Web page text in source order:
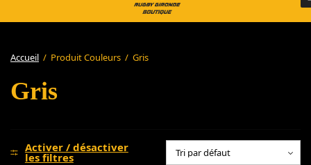
Accueil / Produit Couleurs / Gris
Gris
Activer / désactiver
les filtres